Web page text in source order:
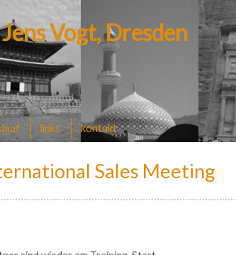
Vogt, Dresden
links kontakt
Sales Meeting